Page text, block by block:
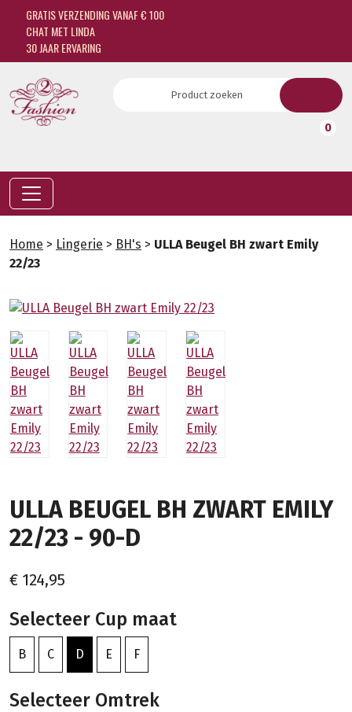
GRATIS VERZENDING VANAF € 100
CHAT MET LINDA
30 JAAR ERVARING
0
Home > Lingerie > BH's > ULLA Beugel BH zwart Emily
22/23
ULLA BEUGEL BH ZWART EMILY
22/23 - 90-D
€ 124,95
Selecteer Cup maat
B C D E F
Selecteer Omtrek